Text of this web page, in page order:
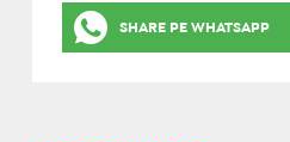
SHARE PE WHATSAPP